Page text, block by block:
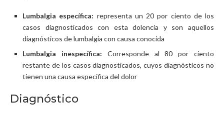
Lumbalgia específica: representa un 20 por ciento de los
casos diagnosticados con esta dolencia y son aquellos
diagnósticos de lumbalgia con causa conocida
Lumbalgia inespecífica: Corresponde al 80 por ciento
restante de los casos diagnosticados, cuyos diagnósticos no
tienen una causa especifica del dolor
Diagnóstico